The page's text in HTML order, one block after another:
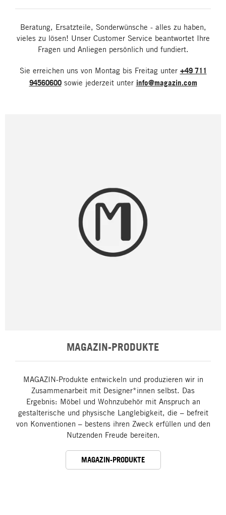
Beratung, Ersatzteile, Sonderwünsche - alles zu haben,
vieles zu lösen! Unser Customer Service beantwortet Ihre
Fragen und Anliegen persönlich und fundiert.
Sie erreichen uns von Montag bis Freitag unter +49 711
94560600sowie jederzeit unter info@magazin.com
MAGAZIN-PRODUKTE
MAGAZIN-Produkte entwickeln und produzieren wir in
Zusammenarbeit mit Designer*innen selbst. Das
Ergebnis: Möbel und Wohnzubehör mit Anspruch an
gestalterische und physische Langlebigkeit, die – befreit
von Konventionen – bestens ihren Zweck erfüllen und den
Nutzenden Freude bereiten.
MAGAZIN-PRODUKTE